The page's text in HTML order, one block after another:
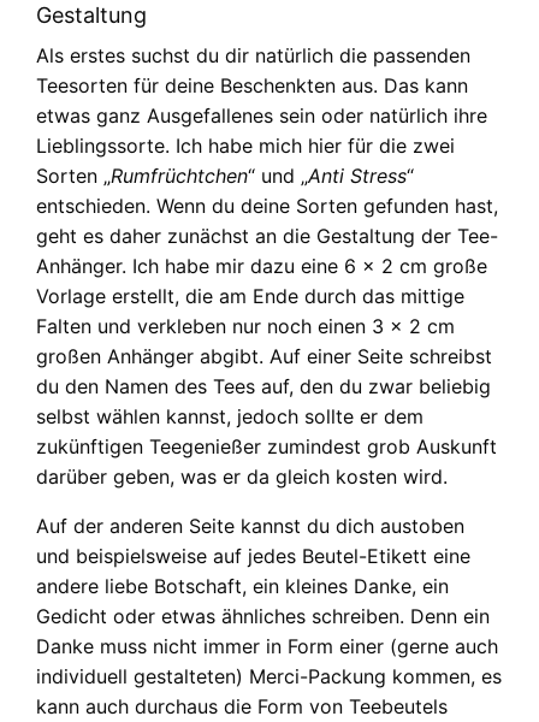
Gestaltung
Als erstes suchst du dir natürlich die passenden
Teesorten für deine Beschenkten aus. Das kann
etwas ganz Ausgefallenes sein oder natürlich ihre
Lieblingssorte. Ich habe mich hier für die zwei
Sorten „Rumfrüchtchen“ und „Anti Stress“
entschieden. Wenn du deine Sorten gefunden hast,
geht es daher zunächst an die Gestaltung der Tee-
Anhänger. Ich habe mir dazu eine 6 x 2 cm große
Vorlage erstellt, die am Ende durch das mittige
Falten und verkleben nur noch einen 3 x 2 cm
großen Anhänger abgibt. Auf einer Seite schreibst
du den Namen des Tees auf, den du zwar beliebig
selbst wählen kannst, jedoch sollte er dem
zukünftigen Teegenießer zumindest grob Auskunft
darüber geben, was er da gleich kosten wird.
Auf der anderen Seite kannst du dich austoben
und beispielsweise auf jedes Beutel-Etikett eine
andere liebe Botschaft, ein kleines Danke, ein
Gedicht oder etwas ähnliches schreiben. Denn ein
Danke muss nicht immer in Form einer (gerne auch
individuell gestalteten) Merci-Packung kommen, es
kann auch durchaus die Form von Teebeutels